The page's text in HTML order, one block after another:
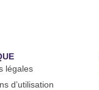
légales
d’utilisation